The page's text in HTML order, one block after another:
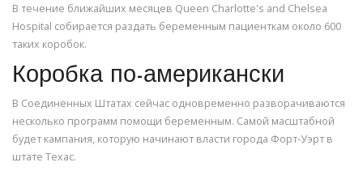
В течение ближайших месяцев Queen Charlotte's and Chelsea
Hospital собирается раздать беременным пациенткам около 600
таких коробок.
Коробка по-американски
В Соединенных Штатах сейчас одновременно разворачиваются
несколько программ помощи беременным. Самой масштабной
будет кампания, которую начинают власти города Форт-Уэрт в
штате Техас.